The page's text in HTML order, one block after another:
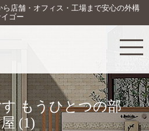
店舗・オフィス・工場まで安心の外構
ゴー
もうひとつの部
屋 (1)